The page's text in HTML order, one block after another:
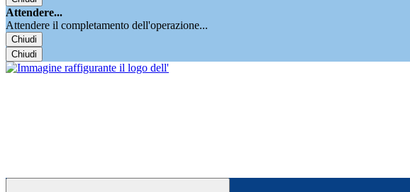
Attendere...
Attendere il completamento dell'operazione...
Chiudi
Chiudi